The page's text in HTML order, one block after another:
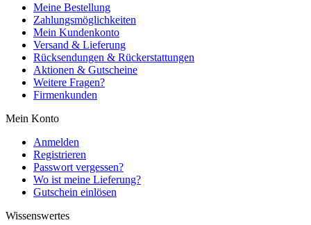
Meine Bestellung
Zahlungsmöglichkeiten
Mein Kundenkonto
Versand & Lieferung
Rücksendungen & Rückerstattungen
Aktionen & Gutscheine
Weitere Fragen?
Firmenkunden
Mein Konto
Anmelden
Registrieren
Passwort vergessen?
Wo ist meine Lieferung?
Gutschein einlösen
Wissenswertes